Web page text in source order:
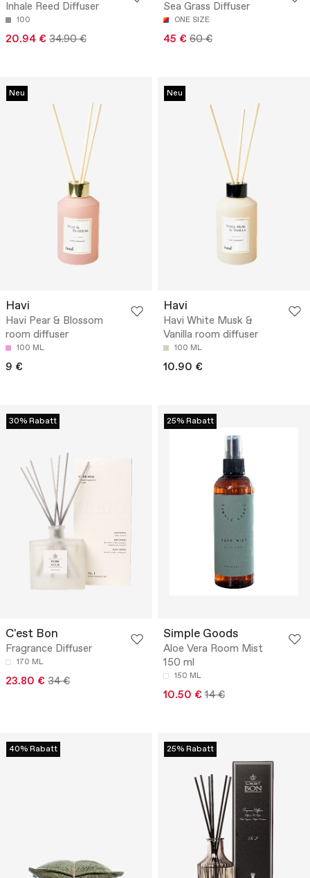
Inhale Reed Diffuser
100
20.94 € 34.90 €
Sea Grass Diffuser
ONE SIZE
45 € 60 €
Neu
Havi
Havi Pear & Blossom
room diffuser
100 ML
9 €
Neu
Havi
Havi White Musk &
Vanilla room diffuser
100 ML
10.90 €
30% Rabatt
C'est Bon
Fragrance Diffuser
170 ML
23.80 € 34 €
25% Rabatt
Simple Goods
Aloe Vera Room Mist
150 ml
150 ML
10.50 € 14 €
40% Rabatt 25% Rabatt